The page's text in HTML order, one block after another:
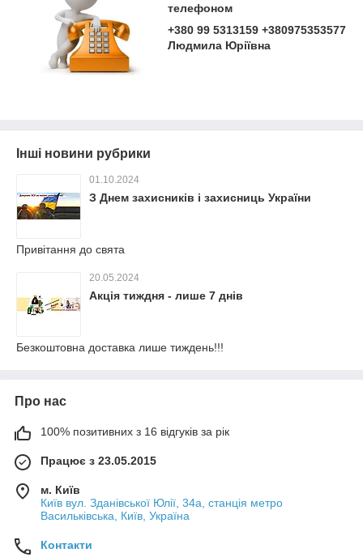
телефоном
+380 99 5313159 +380975353577
Людмила Юріївна
Інші новини рубрики
01.10.2024
З Днем захисників і захисниць України
Привітання до свята
20.05.2024
Акція тиждня - лише 7 днів
Безкоштовна доставка лише тиждень!!!
Про нас
100% позитивних з 16 відгуків за рік
Працює з 23.05.2015
м. Київ
Київ вул. Зданівської Юлії, 34а, станція метро
Васильківська, Київ, Україна
Контакти